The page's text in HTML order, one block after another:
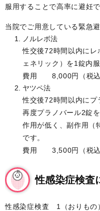
服用することで高率に避妊で
当院でご用意している緊急
ノルレボ法
性交後72時間以内にレ
ェネリック）を1錠内服
費用 8,000円（税込
ヤツペ法
性交後72時間以内にプ
再度プラノバール2錠
作用が低く、副作用（
です。
費用 3,500円（税込
性感染症検査
性感染症検査 1（おりもの